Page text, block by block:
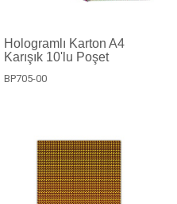
Hologramlı Karton A4
Karışık 10'lu Poşet
BP705-00